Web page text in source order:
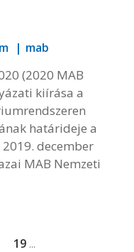
mab
(2020 MAB
kiírása a
határideje a
december
MAB Nemzeti
19 ...